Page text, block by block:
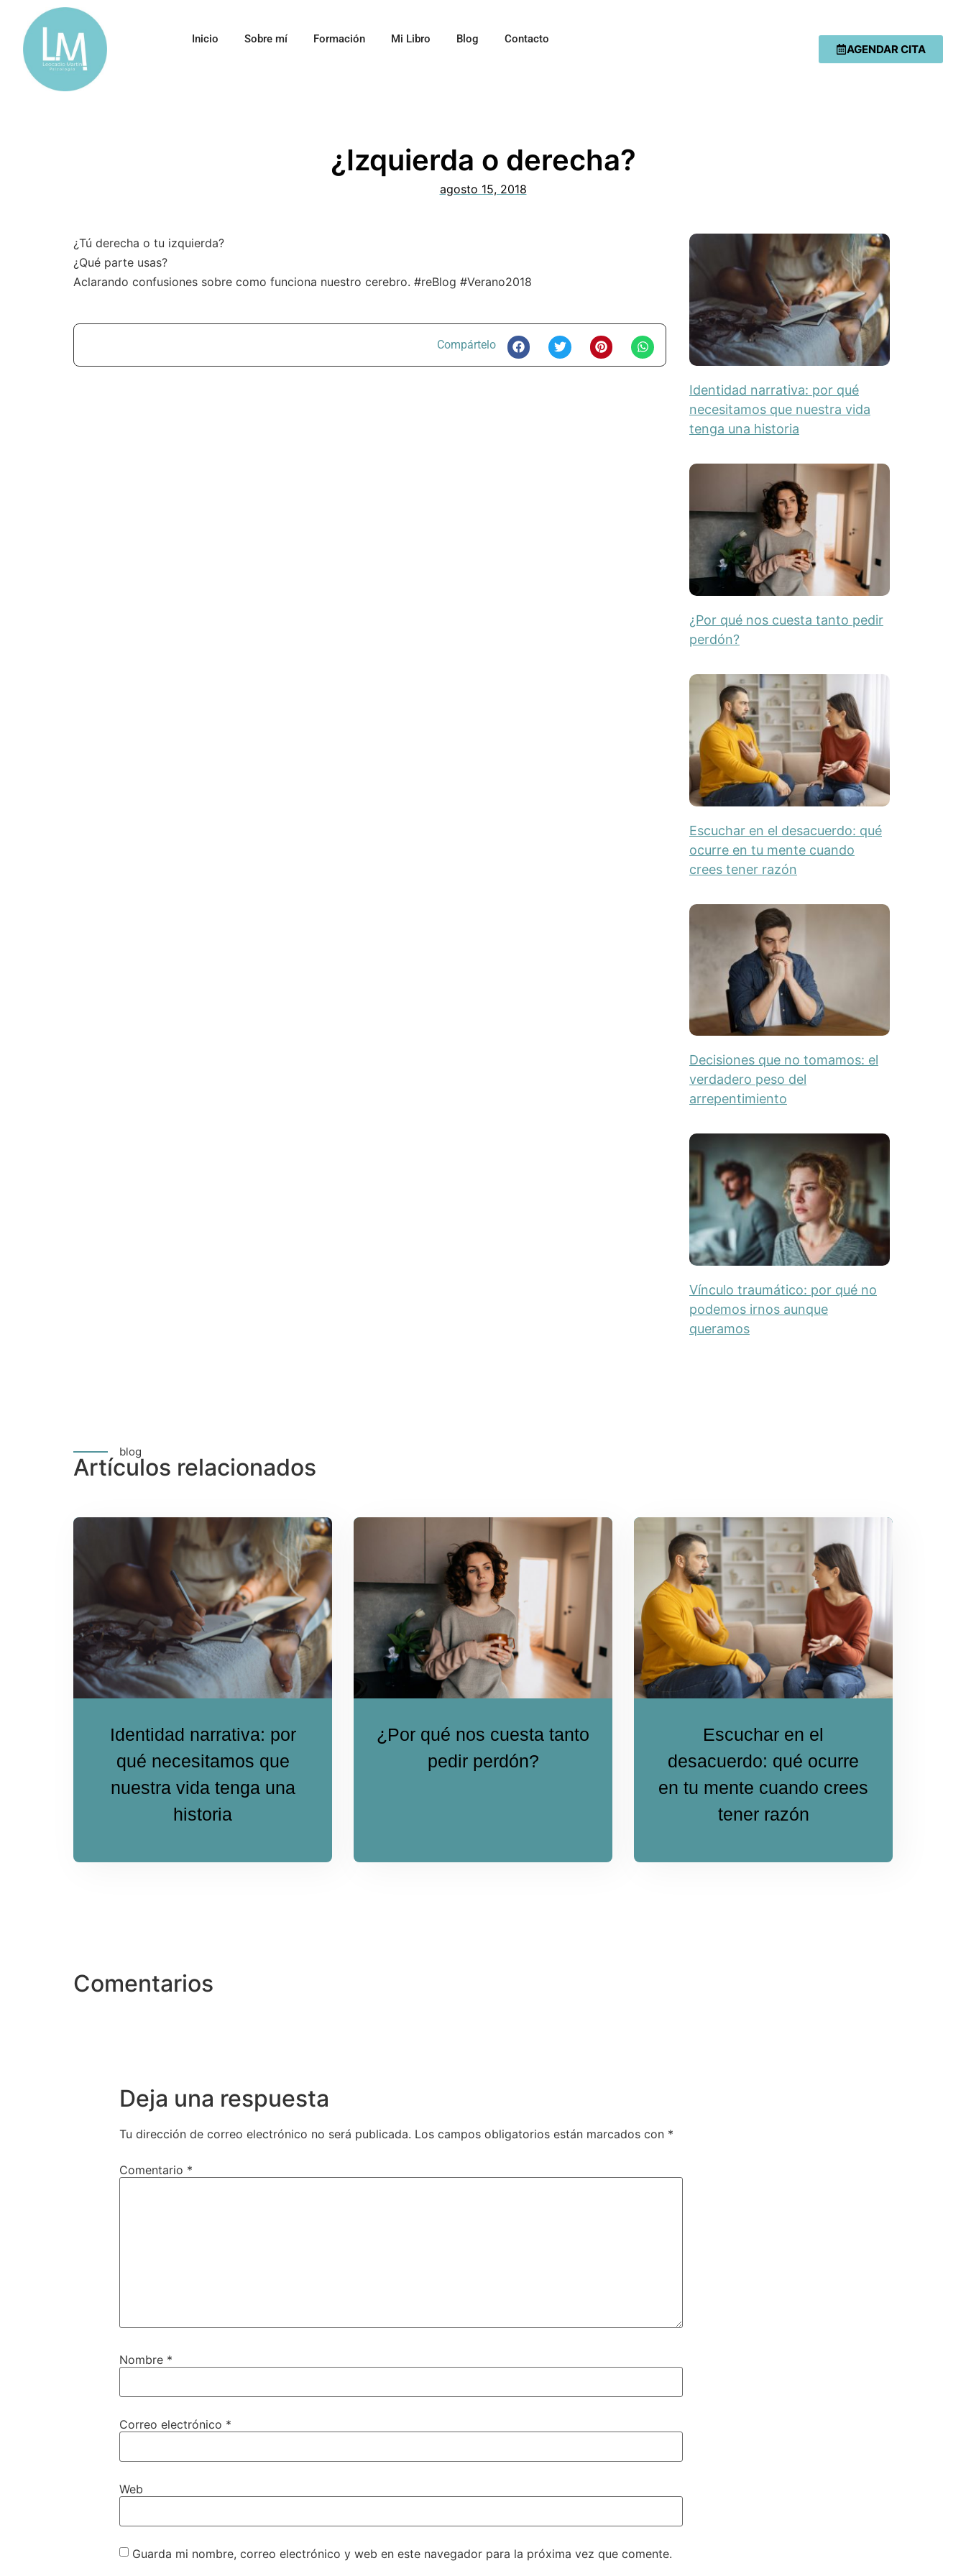
Inicio Sobre mí Formación Mi Libro Blog Contacto
AGENDAR CITA
¿Izquierda o derecha?
agosto 15, 2018
¿Tú derecha o tu izquierda?
¿Qué parte usas?
Aclarando confusiones sobre como funciona nuestro cerebro. #reBlog #Verano2018
Compártelo
Identidad narrativa: por qué
necesitamos que nuestra vida
tenga una historia
¿Por qué nos cuesta tanto pedir
perdón?
Escuchar en el desacuerdo: qué
ocurre en tu mente cuando
crees tener razón
Decisiones que no tomamos: el
verdadero peso del
arrepentimiento
Vínculo traumático: por qué no
podemos irnos aunque
queramos
blog
Artículos relacionados
Identidad narrativa: por
qué necesitamos que
nuestra vida tenga una
historia
¿Por qué nos cuesta tanto
pedir perdón?
Escuchar en el
desacuerdo: qué ocurre
en tu mente cuando crees
tener razón
Comentarios
Deja una respuesta
Tu dirección de correo electrónico no será publicada. Los campos obligatorios están marcados con *
Comentario *
Nombre *
Correo electrónico *
Web
Guarda mi nombre, correo electrónico y web en este navegador para la próxima vez que comente.